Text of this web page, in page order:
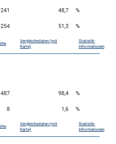
241 48,7 %
254 51,3 %
Vergleichsdaten (mit
Karte)
Statistik-
Informationen
487 98,4 %
8 1,6 %
Vergleichsdaten (mit
Karte)
Statistik-
Informationen